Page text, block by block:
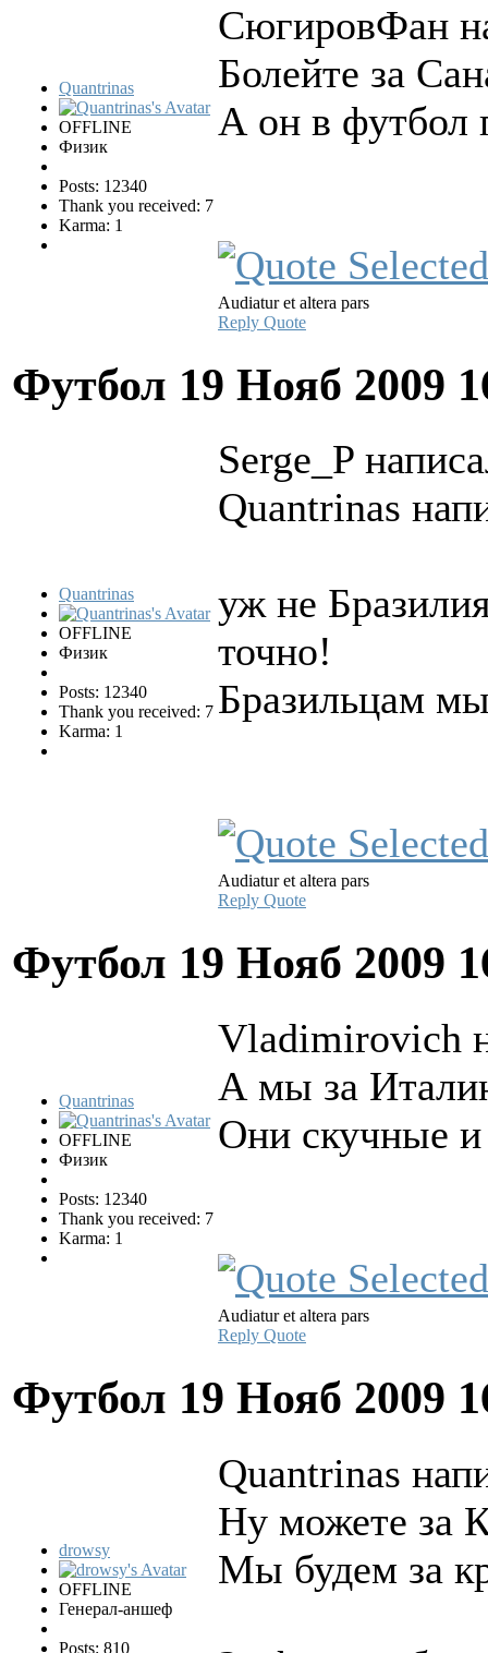
Quantrinas
OFFLINE
Физик
Posts: 12340
Thank you received: 7
Karma: 1
СюгировФан
Болейте за
А он в футбол
Audiatur et altera pars
Reply Quote
Футбол 19 Нояб 2009
Quantrinas
OFFLINE
Физик
Posts: 12340
Thank you received: 7
Karma: 1
Serge_P
Quantrinas
уж не
точно!
Бразильцам
Audiatur et altera pars
Reply Quote
Футбол 19 Нояб 2009
Quantrinas
OFFLINE
Физик
Posts: 12340
Thank you received: 7
Karma: 1
Vladimirovich
А мы за
Они скучные и
Audiatur et altera pars
Reply Quote
Футбол 19 Нояб 2009
drowsy
OFFLINE
Генерал-аншеф
Posts: 810
Quantrinas
Ну можете за
Мы будем за